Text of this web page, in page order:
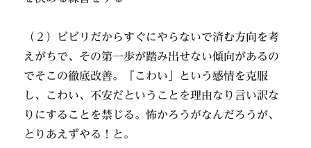
（２）ビビリだからすぐにやらないで済む方向を考
えがちで、その第一歩が踏み出せない傾向があるの
でそこの徹底改善。「こわい」という感情を克服
し、こわい、不安だということを理由なり言い訳な
りにすることを禁じる。怖かろうがなんだろうが、
とりあえずやる！と。